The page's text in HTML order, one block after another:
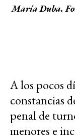
María Duba.
A los pocos
constancias
penal de
menores e